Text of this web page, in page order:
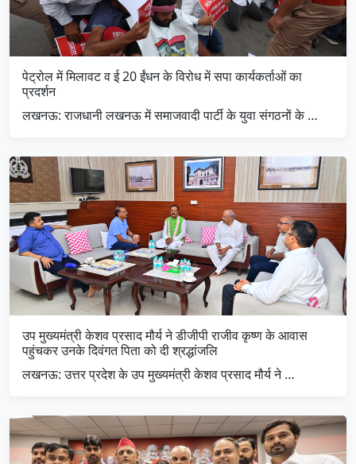
पेट्रोल में मिलावट व ई 20 ईंधन के विरोध में सपा कार्यकर्ताओं का
प्रदर्शन
लखनऊ: राजधानी लखनऊ में समाजवादी पार्टी के युवा संगठनों के …
उप मुख्यमंत्री केशव प्रसाद मौर्य ने डीजीपी राजीव कृष्ण के आवास
पहुंचकर उनके दिवंगत पिता को दी श्रद्धांजलि
लखनऊ: उत्तर प्रदेश के उप मुख्यमंत्री केशव प्रसाद मौर्य ने …